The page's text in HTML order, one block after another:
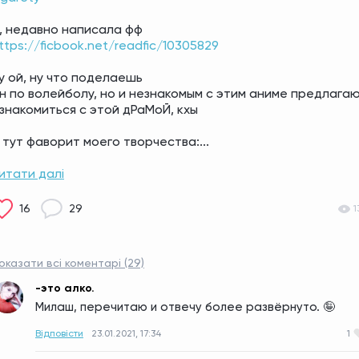
недавно написала фф
ficbook.net/readfic/10305829
ой, ну что поделаешь
по волейболу, но и незнакомым с этим аниме
с этой дРаМоЙ, кхы
фаворит моего творчества:...
далі
16 29
всі коментарі (29)
-это алко.
Милаш, перечитаю и отвечу более развёрнуто. 🤪
Відповісти 23.01.2021, 17:34 1